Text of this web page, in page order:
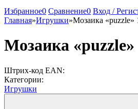
Избранное0 Сравнение0 Вход /
Главная»Игрушки»Мозаика «puzzle»
Мозаика
Штрих-код EAN:
Категории:
Игрушки